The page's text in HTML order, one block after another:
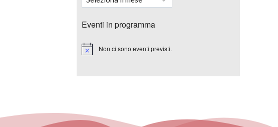
Eventi in programma
Notice Non ci sono eventi previsti.